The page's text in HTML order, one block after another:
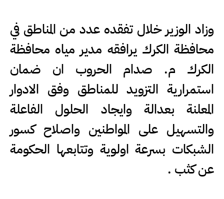
وزاد الوزير خلال تفقده عدد من المناطق في
محافظة الكرك يرافقه مدير مياه محافظة
الكرك م. صدام الحروب ان ضمان
استمرارية التزويد للمناطق وفق الادوار
المعلنة بعدالة وايجاد الحلول الفاعلة
والتسهيل على المواطنين واصلاح كسور
الشبكات بسرعة اولوية وتتابعها الحكومة
عن كثب .